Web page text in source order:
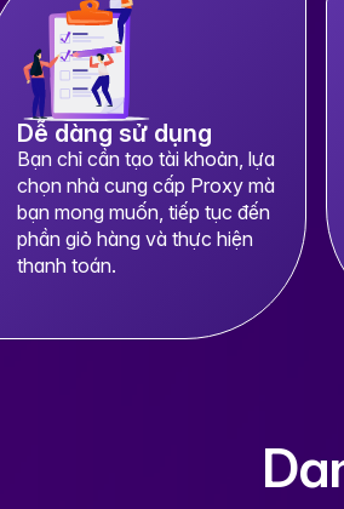
Dễ dàng sử dụng
Bạn chỉ cần tạo tài khoản, lựa
chọn nhà cung cấp Proxy mà
bạn mong muốn, tiếp tục đến
phần giỏ hàng và thực hiện
thanh toán.